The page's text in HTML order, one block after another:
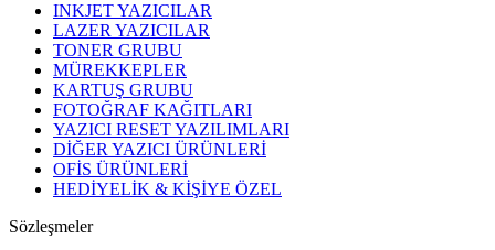
INKJET YAZICILAR
LAZER YAZICILAR
TONER GRUBU
MÜREKKEPLER
KARTUŞ GRUBU
FOTOĞRAF KAĞITLARI
YAZICI RESET YAZILIMLARI
DİĞER YAZICI ÜRÜNLERİ
OFİS ÜRÜNLERİ
HEDİYELİK & KİŞİYE ÖZEL
Sözleşmeler